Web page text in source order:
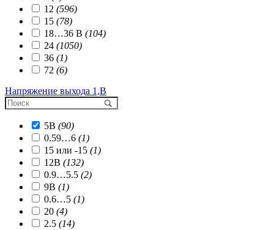
12 (596)
15 (78)
18…36 В (104)
24 (1050)
36 (1)
72 (6)
Напряжение выхода 1,В
5В (90)
0.59…6 (1)
15 или -15 (1)
12В (132)
0.9…5.5 (2)
9В (1)
0.6…5 (1)
20 (4)
2.5 (14)